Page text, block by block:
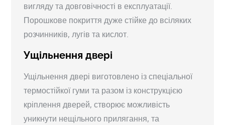
вигляду та довговічності в експлуатації.
Порошкове покриття дуже стійке до всіляких
розчинників, лугів та кислот.
Ущільнення двері
Ущільнення двері виготовлено із спеціальної
термостійкої гуми та разом із конструкцією
кріплення дверей, створює можливість
уникнути нещільного прилягання, та